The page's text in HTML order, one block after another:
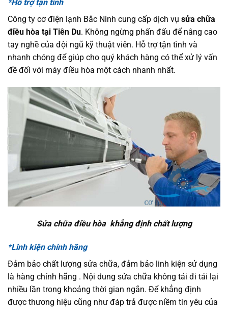
*Hỗ trợ tận tình
Công ty cơ điện lạnh Bắc Ninh cung cấp dịch vụ sửa chữa
điều hòa tại Tiên Du. Không ngừng phấn đấu để nâng cao
tay nghề của đội ngũ kỹ thuật viên. Hỗ trợ tận tình và
nhanh chóng để giúp cho quý khách hàng có thể xử lý vấn
đề đối với máy điều hòa một cách nhanh nhất.
Sửa chữa điều hòa khẳng định chất lượng
*Linh kiện chính hãng
Đảm bảo chất lượng sửa chữa, đảm bảo linh kiện sử dụng
là hàng chính hãng . Nội dung sửa chữa không tái đi tái lại
nhiều lần trong khoảng thời gian ngắn. Để khẳng định
được thương hiệu cũng như đáp trả được niềm tin yêu của